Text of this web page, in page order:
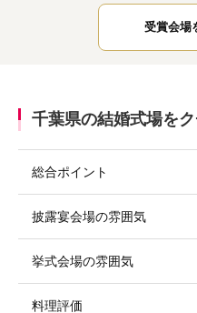
受賞会場
千葉県の結婚式場を
総合ポイント
披露宴会場の雰囲気
挙式会場の雰囲気
料理評価